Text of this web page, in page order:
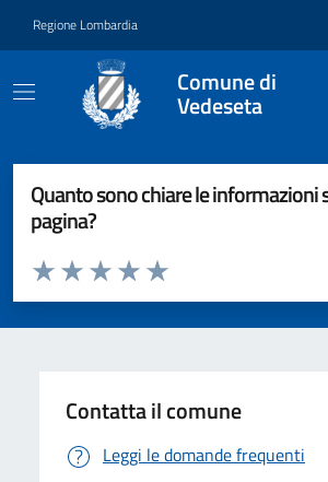
Regione Lombardia
Comune di
Vedeseta
Quanto sono chiare le informazioni
pagina?
Valuta da 1 a 5 stelle la pagina
Valuta 5 stelle su 5
Valuta 4 stelle su 5
Valuta 3 stelle su 5
Valuta 2 stelle su 5
Valuta 1 stelle su 5
Contatta il comune
Leggi le domande frequenti